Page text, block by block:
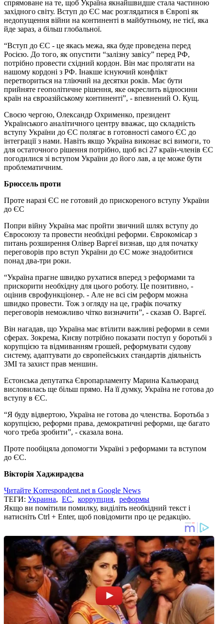
спрямоване на те, щоб Україна якнайшвидше стала частиною
західного світу. Вступ до ЄС має розглядатися в Європі як
недопущення війни на континенті в майбутньому, не тієї, яка
йде зараз, а більш глобальної.
“Вступ до ЄС - це якась межа, яка буде проведена перед
Росією. До того, як опустити “залізну завісу” перед РФ,
потрібно провести східний кордон. Він має пролягати на
нашому кордоні з РФ. Інакше існуючий конфлікт
перетвориться на тліючий на десятки років. Має бути
прийняте геополітичне рішення, яке окреслить відносини
країн на євроазійському континенті”, - впевнений О. Кущ.
Своєю чергою, Олександр Охрименко, президент
Українського аналітичного центру вважає, що складність
вступу України до ЄС полягає в готовності самого ЄС до
інтеграції з нами. Навіть якщо Україна виконає всі вимоги, то
для остаточного рішення потрібно, щоб всі 27 країн-членів ЄС
погодилися зі вступом України до його лав, а це може бути
проблематичним.
Брюссель проти
Проте наразі ЄС не готовий до прискореного вступу України
до ЄС
Попри війну Україна має пройти звичний шлях вступу до
Євросоюзу та провести необхідні реформи. Єврокомісар з
питань розширення Олівер Варгеї визнав, що для початку
переговорів про вступ України до ЄС може знадобитися
понад два-три роки.
“Україна прагне швидко рухатися вперед з реформами та
прискорити необхідну для цього роботу. Це позитивно, -
оцінив єврофункціонер. - Але не всі сім реформ можна
швидко провести. Тож з огляду на це, графік початку
переговорів неможливо чітко визначити”, - сказав О. Варгеї.
Він нагадав, що Україна має втілити важливі реформи в семи
сферах. Зокрема, Києву потрібно показати поступ у боротьбі з
корупцією та відмиванням грошей, реформувати судову
систему, адаптувати до європейських стандартів діяльність
ЗМІ та захист прав меншин.
Естонська депутатка Європарламенту Марина Кальюранд
висловилась ще більш прямо. На її думку, Україна не готова до
вступу в ЄС.
“Я буду відвертою, Україна не готова до членства. Боротьба з
корупцією, реформи права, демократичні реформи, ще багато
чого треба зробити”, - сказала вона.
Проте пообіцяла допомогти Україні з реформами та вступом
до ЄС.
Вікторія Хаджирадєва
Читайте Korrespondent.net в Google News
ТЕГИ: Украина, ЕС, коррупция, реформы
Якщо ви помітили помилку, виділіть необхідний текст і
натисніть Ctrl + Enter, щоб повідомити про це редакцію.